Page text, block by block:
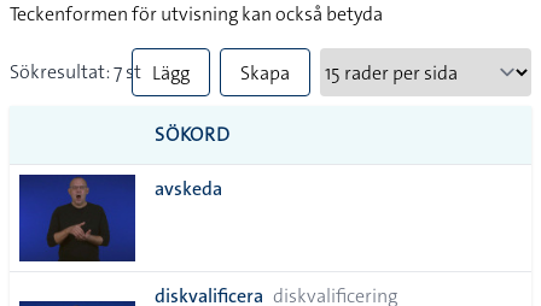
Teckenformen för utvisning kan också betyda
Sökresultat: 7 st Lägg
till
alla i
Skapa
SÖKORD
avskeda
diskvalificera diskvalificering